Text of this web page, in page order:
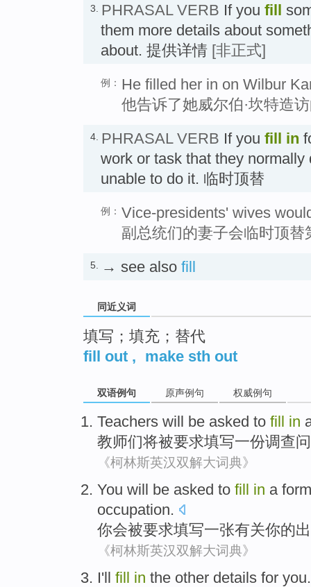
3. PHRASAL VERB If you fill
them more details about
about. 提供详情 [非正式]
例： He filled her in on Wilbur
他告诉了她威尔伯·坎特造
4. PHRASAL VERB If you fill in
work or task that they normally
unable to do it. 临时顶替
例： Vice-presidents' wives
副总统们的妻子会临时顶替
5. → see also fill
同近义词
填写；填充；替代
fill out , make sth out
双语例句 原声例句 权威例句
Teachers will be asked to fill in
教师们将被要求填写一份调查
《柯林斯英汉双解大词典》
You will be asked to fill in a form
occupation.
你会被要求填写一张有关你的
《柯林斯英汉双解大词典》
I'll fill in the other details for you.